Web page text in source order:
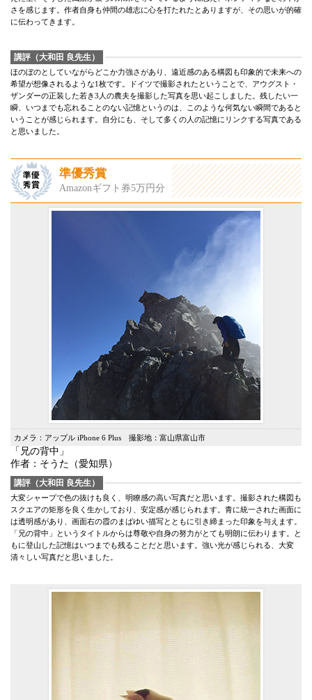
さを感じます。作者自身も仲間の雄志に心を打たれたとありますが、その思いが的確
に伝わってきます。
講評（大和田 良先生）
ほのぼのとしていながらどこか力強さがあり、遠近感のある構図も印象的で未来への
希望が想像されるような1枚です。ドイツで撮影されたということで、アウグスト・
ザンダーの正装した若き3人の農夫を撮影した写真を思い起こしました。残したい一
瞬、いつまでも忘れることのない記憶というのは、このような何気ない瞬間であると
いうことが感じられます。自分にも、そして多くの人の記憶にリンクする写真である
と思いました。
準優秀賞
Amazonギフト券5万円分
カメラ：アップル iPhone 6 Plus 撮影地：富山県富山市
「兄の背中」
作者：そうた（愛知県）
講評（大和田 良先生）
大変シャープで色の抜けも良く、明瞭感の高い写真だと思います。撮影された構図も
スクエアの矩形を良く生かしており、安定感が感じられます。青に統一された画面に
は透明感があり、画面右の霞のまばゆい描写とともに引き締まった印象を与えます。
「兄の背中」というタイトルからは尊敬や自身の努力がとても明朗に伝わります。と
もに登山した記憶はいつまでも残ることだと思います。強い光が感じられる、大変
清々しい写真だと思いました。